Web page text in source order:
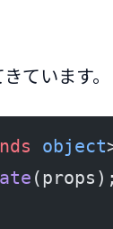
ています。
object
(props);